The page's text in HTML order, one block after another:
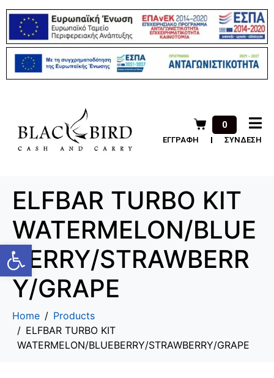
Ανοίξτε τη γραμμή εργαλείων
0
ΕΓΓΡΑΦΗ ΣΥΝΔΕΣΗ
ELFBAR TURBO KIT
WATERMELON/BLUE
BERRY/STRAWBERR
Y/GRAPE
Home
Products
ELFBAR TURBO KIT
WATERMELON/BLUEBERRY/STRAWBERRY/GRAPE